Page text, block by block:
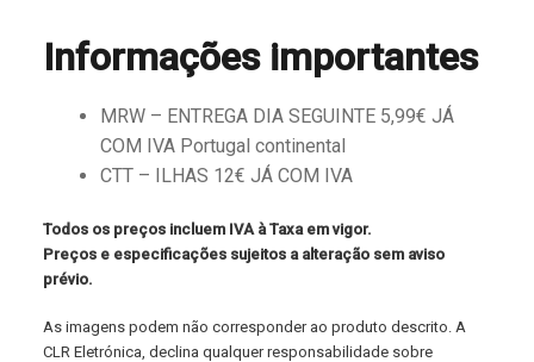
Informações importantes
MRW – ENTREGA DIA SEGUINTE 5,99€ JÁ
COM IVA Portugal continental
CTT – ILHAS 12€ JÁ COM IVA
Todos os preços incluem IVA à Taxa em vigor.
Preços e especificações sujeitos a alteração sem aviso
prévio.
As imagens podem não corresponder ao produto descrito. A
CLR Eletrónica, declina qualquer responsabilidade sobre